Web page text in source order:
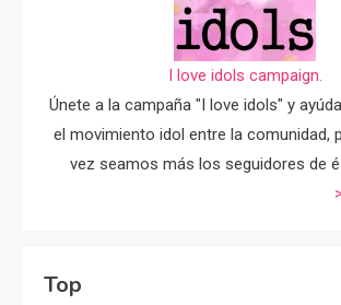
I love idols campaign.
Únete a la campaña "I love idols" y
el movimiento idol entre la comunidad,
vez seamos más los seguidores de
Top